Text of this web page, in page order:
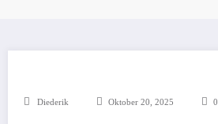
Diederik Oktober 20, 2025